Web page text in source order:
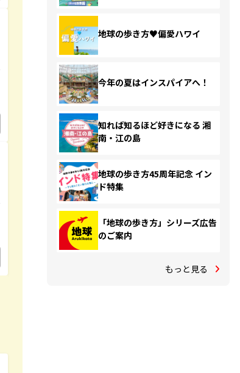
地球の歩き方♥偏愛ハワイ
今年の夏はインスパイアへ！
知れば知るほど好きになる 湘
南・江の島
地球の歩き方45周年記念 イン
ド特集
「地球の歩き方」シリーズ広告
のご案内
もっと見る